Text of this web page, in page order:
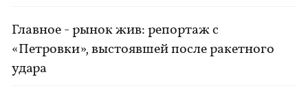
Главное - рынок жив: репортаж с
«Петровки», выстоявшей после ракетного
удара